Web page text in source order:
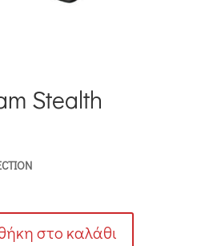
Stealth
στο καλάθι